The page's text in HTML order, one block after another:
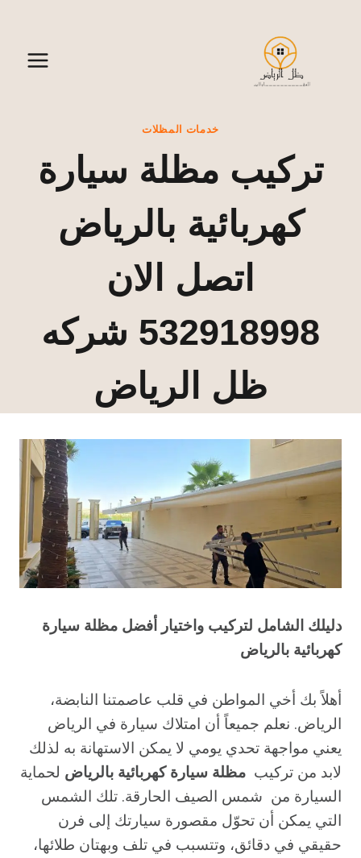
خدمات المظلات
تركيب مظلة سيارة
كهربائية بالرياض
اتصل الان
532918998 شركه
ظل الرياض
دليلك الشامل لتركيب واختيار أفضل مظلة سيارة
كهربائية بالرياض
أهلاً بك أخي المواطن في قلب عاصمتنا النابضة،
الرياض. نعلم جميعاً أن امتلاك سيارة في الرياض
يعني مواجهة تحدي يومي لا يمكن الاستهانة به لذلك
لابد من تركيب مظلة سيارة كهربائية بالرياض لحماية
السيارة من شمس الصيف الحارقة. تلك الشمس
التي يمكن أن تحوّل مقصورة سيارتك إلى فرن
حقيقي في دقائق، وتتسبب في تلف وبهتان طلائها،